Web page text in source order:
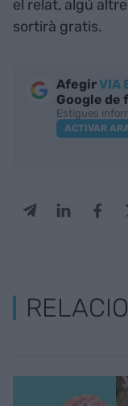
el relat, algú
sortirà gratis.
AfegirVIA
Google de
Estigues
ACTIVAR